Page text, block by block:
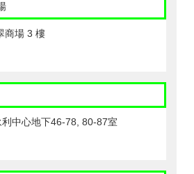
商場 3 樓
中心地下46-78, 80-87室